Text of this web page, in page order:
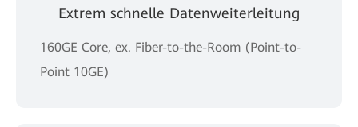
Extrem schnelle Datenweiterleitung
160GE Core, ex. Fiber-to-the-Room (Point-to-
Point 10GE)